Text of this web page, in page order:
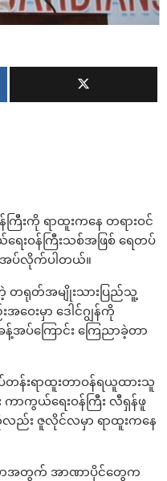
းကို ရာထူးကနေ တရားဝင်
းဝန်ကြီးသစ်အဖြစ် ရေတပ်
န့်အပ်လိုက်ပါတယ်။
တရုတ်အမျိုးသားပြည်သူ့
ေးမှာ ဒေါင်ဂျွန်ကို
အပ်ကြောင်း ကြေညာခဲ့တာ
န်းရာထူးတာဝန်ရယူထားသူ
ာကွယ်ရေးဝန်ကြီး လီရှန်ဖူ
းကိုလည်း ဇူလိုင်လမှာ ရာထူးကနေ
အတွက် အာဏာပိုင်တွေက